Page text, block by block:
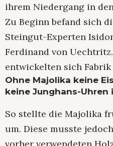
ihrem Niedergang in
Zu Beginn befand sich
Steingut-Experten
Ferdinand von
entwickelten sich
Ohne Majolika keine
keine Junghans-Uhren
So stellte die Majolika
um. Diese musste
vorher verwendeten